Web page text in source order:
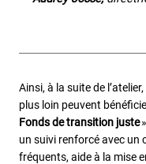
Ainsi, à la suite de
plus loin peuvent
Fonds de transition juste
un suivi renforcé avec un
fréquents, aide à la mise